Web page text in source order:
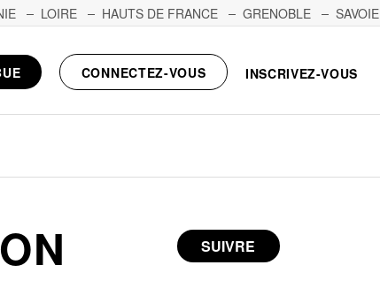
LOIRE HAUTS DE FRANCE GRENOBLE
SAVOIE
CONNECTEZ-VOUS INSCRIVEZ-VOUS
SUIVRE